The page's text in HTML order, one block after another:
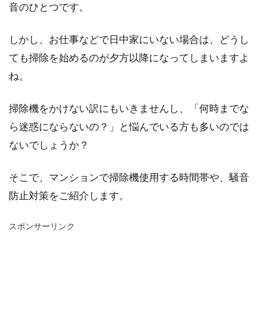
音のひとつです。
しかし、お仕事などで日中家にいない場合は、どうし
ても掃除を始めるのが夕方以降になってしまいますよ
ね。
掃除機をかけない訳にもいきませんし、「何時までな
ら迷惑にならないの？」と悩んでいる方も多いのでは
ないでしょうか？
そこで、マンションで掃除機使用する時間帯や、騒音
防止対策をご紹介します。
スポンサーリンク